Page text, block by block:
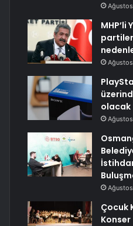
MHP’li
olacak
Çocuk
Konser